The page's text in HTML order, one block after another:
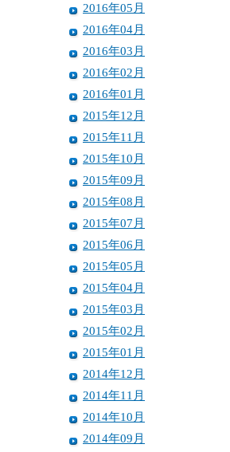
2016年05月
2016年04月
2016年03月
2016年02月
2016年01月
2015年12月
2015年11月
2015年10月
2015年09月
2015年08月
2015年07月
2015年06月
2015年05月
2015年04月
2015年03月
2015年02月
2015年01月
2014年12月
2014年11月
2014年10月
2014年09月